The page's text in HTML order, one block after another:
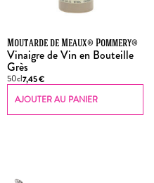
Moutarde de Meaux® Pommery®
Vinaigre de Vin en Bouteille
Grès
50cl7,45€
AJOUTER AU PANIER